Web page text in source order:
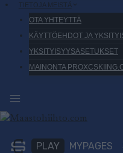
TIETOJA MEISTÄ
OTA YHTEYTTÄ
KÄYTTÖEHDOT JA
YKSITYISYYSASETUKSET
MAINONTA
PLAY MYPAGES